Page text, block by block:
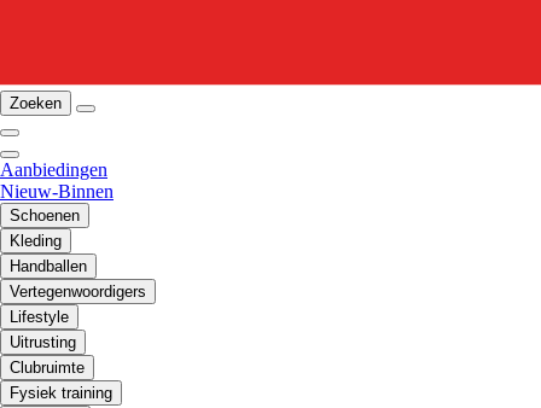
Zoeken
Aanbiedingen
Nieuw-Binnen
Schoenen
Kleding
Handballen
Vertegenwoordigers
Lifestyle
Uitrusting
Clubruimte
Fysiek training